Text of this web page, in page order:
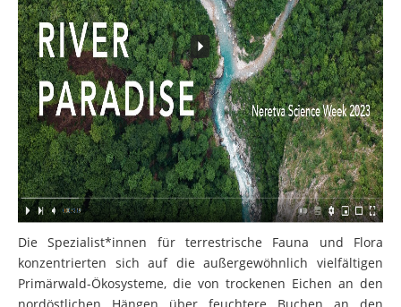
Die Spezialist*innen für terrestrische Fauna und Flora
konzentrierten sich auf die außergewöhnlich vielfältigen
Primärwald-Ökosysteme, die von trockenen Eichen an den
nordöstlichen Hängen über feuchtere Buchen an den